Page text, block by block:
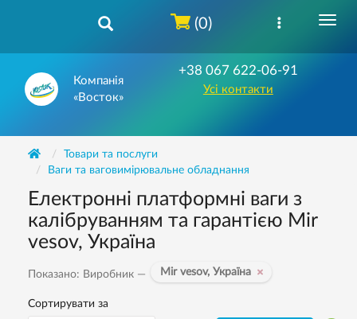
Компанія
«Восток»
+38 067 622-06-91
Усі контакти
(0)
Товари та послуги
Ваги та ваговимірювальне обладнання
Електронні платформні ваги з
калібруванням та гарантією Mir
vesov, Україна
Показано: Виробник — Mir vesov, Україна
Сортирувати за